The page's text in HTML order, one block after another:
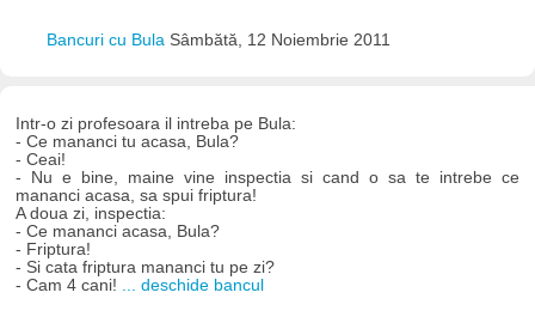
Bancuri cu Bula Sâmbătă, 12 Noiembrie 2011
Intr-o zi profesoara il intreba pe Bula:
- Ce mananci tu acasa, Bula?
- Ceai!
- Nu e bine, maine vine inspectia si cand o sa te intrebe ce
mananci acasa, sa spui friptura!
A doua zi, inspectia:
- Ce mananci acasa, Bula?
- Friptura!
- Si cata friptura mananci tu pe zi?
- Cam 4 cani!
... deschide bancul